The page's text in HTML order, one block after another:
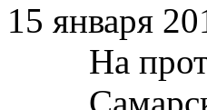
15 января
На